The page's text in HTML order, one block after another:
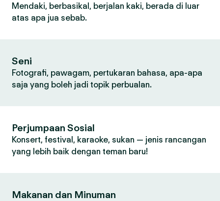
Mendaki, berbasikal, berjalan kaki, berada di luar
atas apa jua sebab.
Seni
Fotografi, pawagam, pertukaran bahasa, apa-apa
saja yang boleh jadi topik perbualan.
Perjumpaan Sosial
Konsert, festival, karaoke, sukan — jenis rancangan
yang lebih baik dengan teman baru!
Makanan dan Minuman